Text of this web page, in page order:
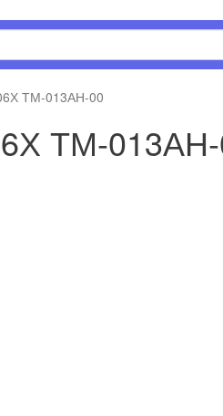
ТМ-013АН-00
ТМ-